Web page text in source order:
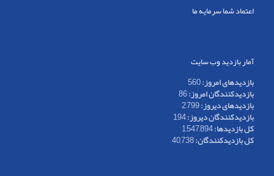
اعتماد شما سرمایه ما
آمار بازدید وب سایت
بازدیدهای امروز:560
بازدیدکنندگان امروز:86
بازدیدهای دیروز:2,799
بازدیدکنندگان دیروز:194
کل بازدیدها:1,547,894
کل بازدیدکنند‌گان:40,738